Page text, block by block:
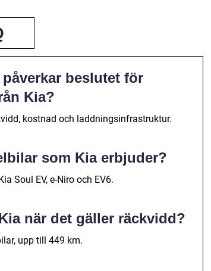
beslutet för
Kia?
kostnad och laddningsinfrastruktur.
som Kia erbjuder?
Soul EV, e-Niro och EV6.
när det gäller räckvidd?
upp till 449 km.